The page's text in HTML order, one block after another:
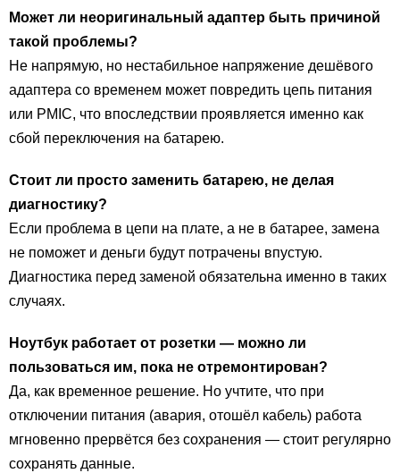
Может ли неоригинальный адаптер быть причиной
такой проблемы?
Не напрямую, но нестабильное напряжение дешёвого
адаптера со временем может повредить цепь питания
или PMIC, что впоследствии проявляется именно как
сбой переключения на батарею.
Стоит ли просто заменить батарею, не делая
диагностику?
Если проблема в цепи на плате, а не в батарее, замена
не поможет и деньги будут потрачены впустую.
Диагностика перед заменой обязательна именно в таких
случаях.
Ноутбук работает от розетки — можно ли
пользоваться им, пока не отремонтирован?
Да, как временное решение. Но учтите, что при
отключении питания (авария, отошёл кабель) работа
мгновенно прервётся без сохранения — стоит регулярно
сохранять данные.